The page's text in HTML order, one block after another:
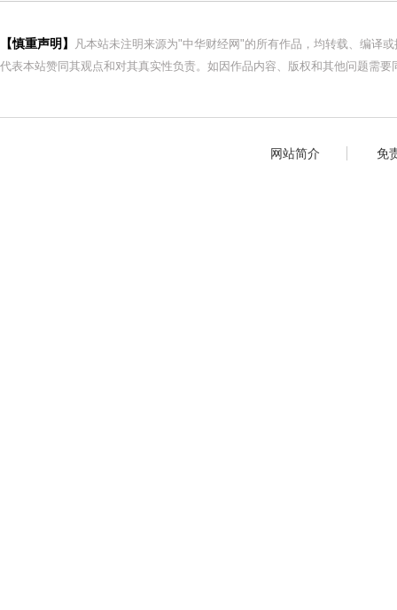
【慎重声明】
凡本站未注明来源为"中华财经网"的所有作品，均转载、编译
代表本站赞同其观点和对其真实性负责。如因作品内容、版权和其他问题需
网站简介 免